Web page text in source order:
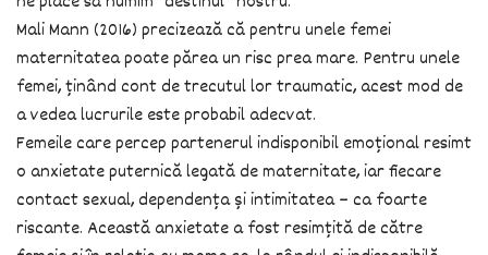
Mali Mann (2016) precizează că pentru unele femei
maternitatea poate părea un risc prea mare. Pentru unele
femei, ținând cont de trecutul lor traumatic, acest mod de
a vedea lucrurile este probabil adecvat.
Femeile care percep partenerul indisponibil emoțional resimt
o anxietate puternică legată de maternitate, iar fiecare
contact sexual, dependența și intimitatea – ca foarte
riscante. Această anxietate a fost resimțită de către